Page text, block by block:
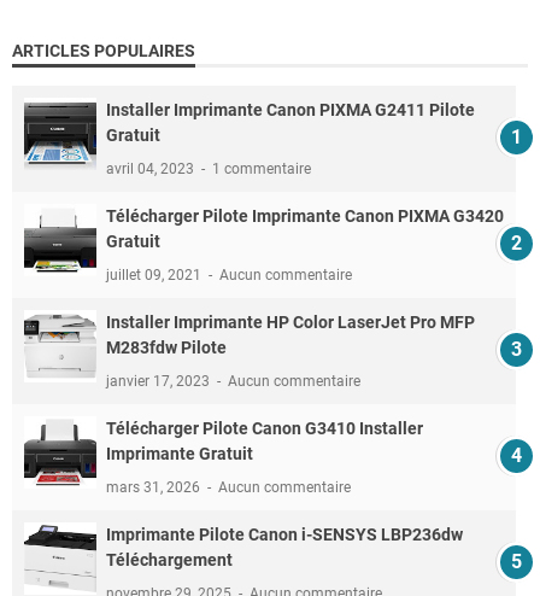
ARTICLES POPULAIRES
Installer Imprimante Canon PIXMA G2411 Pilote
Gratuit
avril 04, 2023 1 commentaire
Télécharger Pilote Imprimante Canon PIXMA G3420
Gratuit
juillet 09, 2021 Aucun commentaire
Installer Imprimante HP Color LaserJet Pro MFP
M283fdw Pilote
janvier 17, 2023 Aucun commentaire
Télécharger Pilote Canon G3410 Installer
Imprimante Gratuit
mars 31, 2026 Aucun commentaire
Imprimante Pilote Canon i-SENSYS LBP236dw
Téléchargement